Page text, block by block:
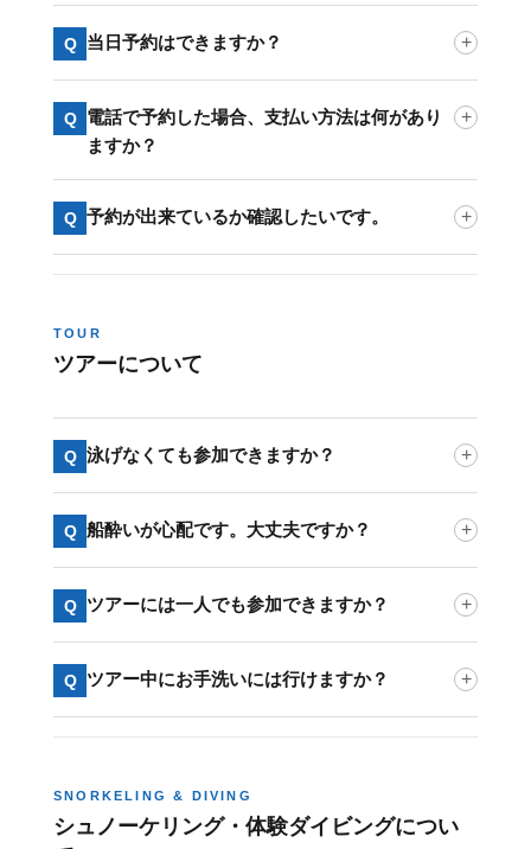
Q 当日予約はできますか？ +
Q 電話で予約した場合、支払い方法は何があり
ますか？
+
Q 予約が出来ているか確認したいです。 +
TOUR
ツアーについて
Q 泳げなくても参加できますか？ +
Q 船酔いが心配です。大丈夫ですか？ +
Q ツアーには一人でも参加できますか？ +
Q ツアー中にお手洗いには行けますか？ +
SNORKELING & DIVING
シュノーケリング・体験ダイビングについ